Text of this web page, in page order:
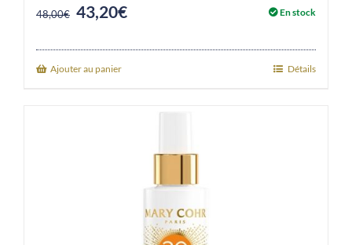
48,00€ Original
43,20€Current
En stock
Ajouter au panier Détails